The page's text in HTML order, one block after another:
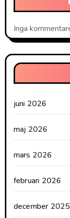
Inga
juni 2026
maj 2026
mars 2026
februari 2026
december 2025